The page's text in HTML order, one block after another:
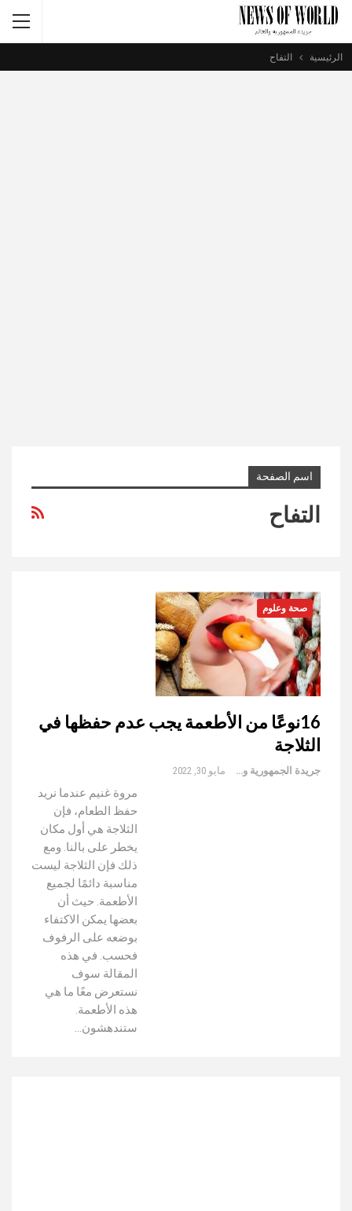
الرئيسية التفاح
اسم الصفحة
التفاح
صحة وعلوم
16نوعًا من الأطعمة يجب عدم حفظها في
الثلاجة
جريدة الجمهورية والعالم مايو 30, 2022
مروة غنيم عندما نريد
حفظ الطعام، فإن
الثلاجة هي أول مكان
يخطر على بالنا. ومع
ذلك فإن الثلاجة ليست
مناسبة دائمًا لجميع
الأطعمة. حيث أن
بعضها يمكن الاكتفاء
بوضعه على الرفوف
فحسب. في هذه
المقالة سوف
نستعرض معًا ما هي
هذه الأطعمة.
ستندهشون…